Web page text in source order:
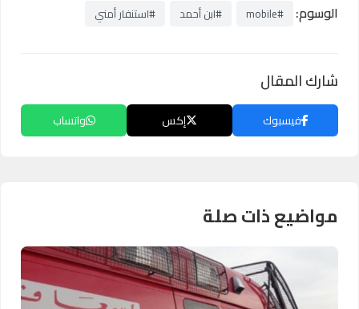
الوسوم: #mobile #ابن أحمد #استنفار أمني
شارك المقال
فيسبوك إكس واتساب
مواضيع ذات صلة